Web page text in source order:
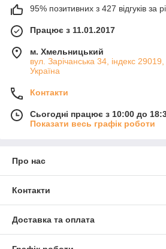
95% позитивних з 427 відгуків за
Працює з 11.01.2017
м. Хмельницький
вул. Зарічанська 34, індекс
Україна
Контакти
Сьогодні працює з 10:00 до
Показати весь графік роботи
Про нас
Контакти
Доставка та оплата